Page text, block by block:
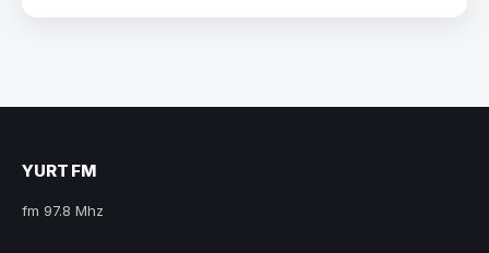
YURT FM
fm 97.8 Mhz